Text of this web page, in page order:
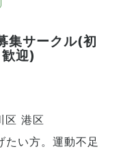
集サークル(初
迎)
区 港区
たい方。運動不足